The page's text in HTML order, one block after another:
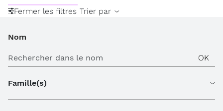
Fermer les filtres Trier par
Nom
Famille(s)